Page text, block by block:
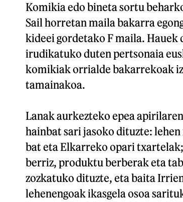
Komikia edo bineta sortu
Sail horretan maila bakarra
kideei gordetako F maila.
irudikatuko duten pertsonaia
komikiak orrialde bakarrekoak
tamainakoa.
Lanak aurkezteko epea
hainbat sari jasoko dituzte:
bat eta Elkarreko opari
berriz, produktu berberak eta
zozkatuko dituzte, eta baita
lehenengoak ikasgela osoa